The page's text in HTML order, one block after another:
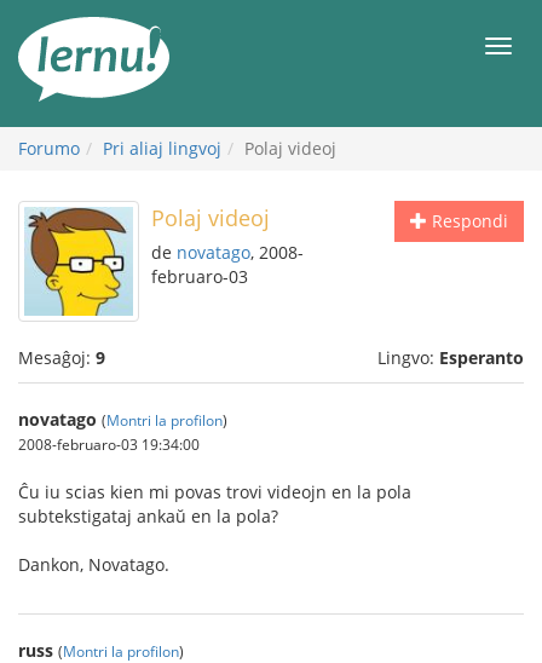
enhavo
Forumo Pri aliaj lingvoj Polaj videoj
Respondi
Polaj videoj
de novatago, 2008-
februaro-03
Mesaĝoj: 9 Lingvo: Esperanto
novatago (Montri la profilon)
2008-februaro-03 19:34:00
Ĉu iu scias kien mi povas trovi videojn en la pola
subtekstigataj ankaŭ en la pola?
Dankon, Novatago.
russ (Montri la profilon)